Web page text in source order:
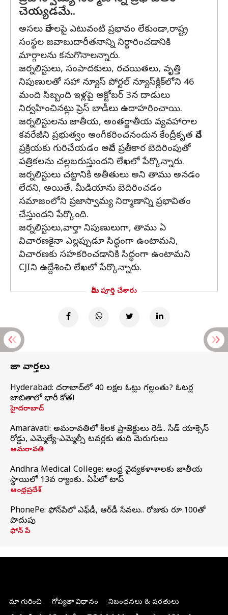
చెయ్యడమే..
అసలు నేరాలపై ఎటువంటి ప్రభావం లేకుండా,రాష్ట్ర
సంస్థల జవాబుదారీతనాన్ని నిర్ధారించడానికి
మార్గాలను కనుగొనాలన్నారు.
జర్నలిస్టులు, సంపాదకులు, రచయితలు, వృత్తి
నిపుణులతో సహా న్యూస్ పోర్టల్ న్యూస్‌క్లిక్‌లోని 46
మంది సిబ్బంది ఇళ్లపై అక్టోబర్ 3న దాడులు
నిర్వహించినట్లు ప్రెస్ బాడీలు ఉదాహరించాయి.
జర్నలిస్టులను జాతీయ, అంతర్జాతీయ వ్యవహారాల
కవరేజీని ప్రభుత్వం అంగీకరించనందున కేంద్రీకృత నేర
ప్రక్రియకు గురిచేయడం అనేది ప్రతీకార బెదిరింపుతో
పత్రికలను చల్లబరుస్తుందని లేఖలో పేర్కొన్నారు.
జర్నలిస్టులు చట్టానికి అతీతులు అని తాము అనడం
లేదని, అయితే, మీడియాను బెదిరించడం
సమాజంలోని ప్రజాస్వామ్య నిర్మాణాన్ని ప్రభావితం
చేస్తుందని పేర్కొంది.
జర్నలిస్టులు,వార్తా నిపుణులుగా, తాము ఏ
విచారణకైనా ఎల్లప్పుడూ సిద్ధంగా ఉంటామని,
విచారణకు సహకరించడానికి సిద్ధంగా ఉంటామని
CJIని ఉద్దేశించి లేఖలో పేర్కొన్నారు.
మీరు పూర్తి చేశారు
తాజా వార్తలు
Hyderabad: హైదరాబాద్‌లో 40 లక్షల ఓట్లు గల్లంతు? ఓటర్ల
జాబితాలో భారీ కోత!
హైదరాబాద్
Amaravati: అమరావతిలో కీలక ప్రాజెక్టులు రెడీ.. సీడ్‌ యాక్సెస్‌
రోడ్డు, ఎమ్మెల్యే-ఎమ్మెల్సీ టవర్లకు తుది మెరుగులు
అమరావతి
Andhra Medical College: ఆంధ్ర వైద్యకళాశాలకు జాతీయ
స్థాయిలో 13వ ర్యాంకు.. ఏపీలో టాప్
ఆంధ్రప్రదేశ్
PhonePe: ఫోన్‌పేలో ఎఫ్‌డీ, ఆర్‌డీ సేవలు.. రోజుకు రూ.100తో
పొదుపు
ఫోన్‌ పే
మా గురించి గోప్యతా విధానం
నిబంధనలు & షరతులు